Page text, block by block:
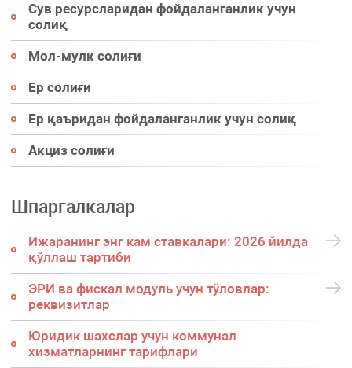
Сув ресурсларидан фойдаланганлик учун
солиқ
Мол-мулк солиғи
Ер солиғи
Ер қаъридан фойдаланганлик учун солиқ
Акциз солиғи
Шпаргалкалар
Ижаранинг энг кам ставкалари: 2026 йилда
қўллаш тартиби
ЭРИ ва фискал модуль учун тўловлар:
реквизитлар
Юридик шахслар учун коммунал
хизматларнинг тарифлари